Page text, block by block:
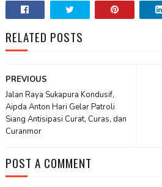
RELATED POSTS
PREVIOUS
Jalan Raya Sukapura Kondusif,
Aipda Anton Hari Gelar Patroli
Siang Antisipasi Curat, Curas, dan
Curanmor
POST A COMMENT